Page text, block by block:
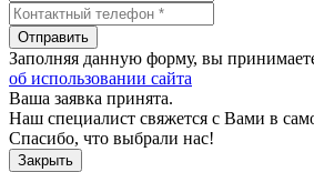
Отправить
Заполняя данную форму, вы
об использовании сайта
Ваша заявка принята.
Наш специалист свяжется с Вами в
Спасибо, что выбрали нас!
Закрыть